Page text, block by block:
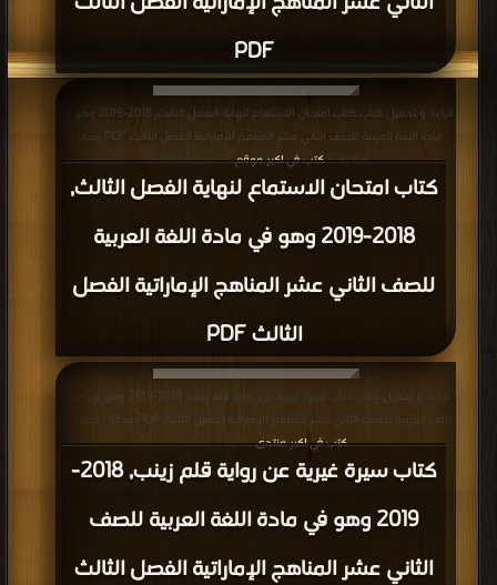
PDF
كتاب امتحان الاستماع لنهاية الفصل الثالث,
2018-2019 وهو في مادة اللغة العربية
للصف الثاني عشر المناهج الإماراتية الفصل
الثالث PDF
قراءة و تحميل كتاب كتاب امتحان الاستماع لنهاية الفصل الثالث, 2018-2019 وهو في
مادة اللغة العربية للصف الثاني عشر المناهج الإماراتية الفصل الثالث PDF مجانا |
مكتبة >كتب في اكبر موقع| التحميل : مرة/مرات
كتاب سيرة غيرية عن رواية قلم زينب, 2018-
2019 وهو في مادة اللغة العربية للصف
الثاني عشر المناهج الإماراتية الفصل الثالث
قراءة و تحميل كتاب كتاب سيرة غيرية عن رواية قلم زينب, 2018-2019 وهو في مادة
اللغة العربية للصف الثاني عشر المناهج الإماراتية الفصل الثالث PDF مجانا | مكتبة >
كتب في اكبر منتدى| التحميل : مرة/مرات